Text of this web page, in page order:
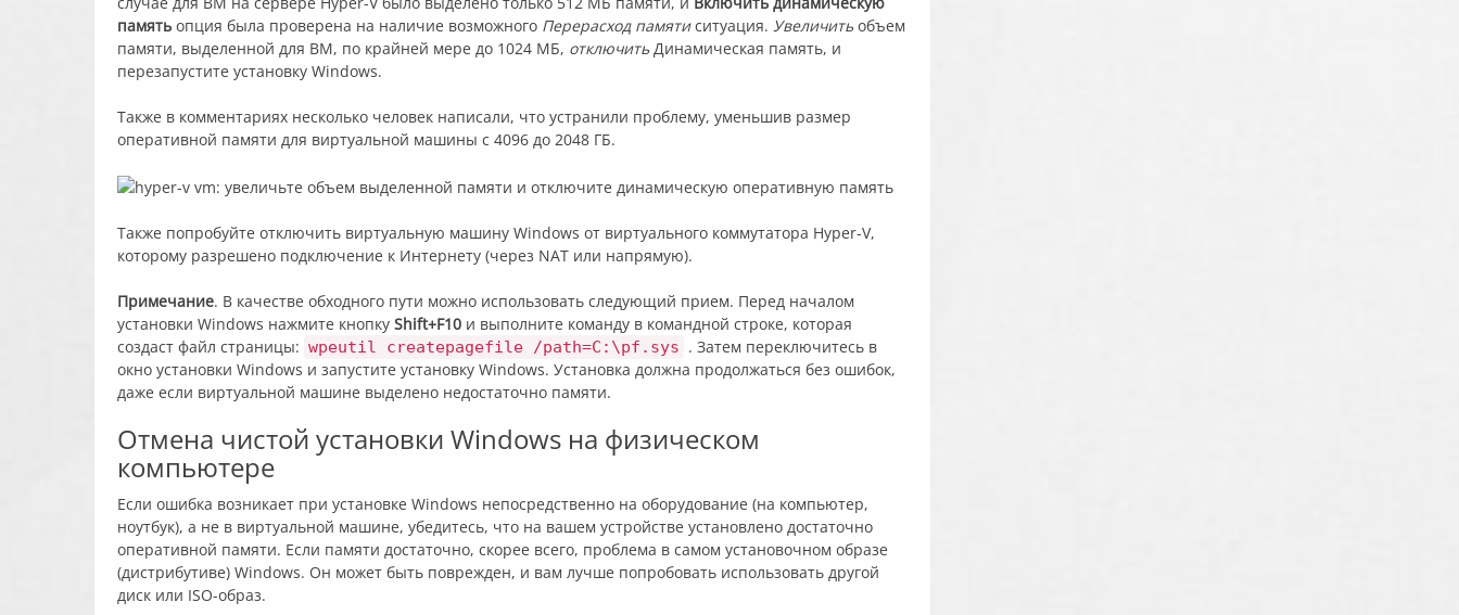
память опция была проверена на наличие возможного Перерасход памятиситуация. Увеличить объем
памяти, выделенной для ВМ, по крайней мере до 1024 МБ, отключить Динамическая память, и
перезапустите установку Windows.
Также в комментариях несколько человек написали, что устранили проблему, уменьшив размер
оперативной памяти для виртуальной машины с 4096 до 2048 ГБ.
Также попробуйте отключить виртуальную машину Windows от виртуального коммутатора Hyper-V,
которому разрешено подключение к Интернету (через NAT или напрямую).
Примечание. В качестве обходного пути можно использовать следующий прием. Перед началом
установки Windows нажмите кнопку Shift+F10 и выполните команду в командной строке, которая
создаст файл страницы: wpeutil createpagefile /path=C:\pf.sys . Затем переключитесь в
окно установки Windows и запустите установку Windows. Установка должна продолжаться без ошибок,
даже если виртуальной машине выделено недостаточно памяти.
Отмена чистой установки Windows на физическом
компьютере
Если ошибка возникает при установке Windows непосредственно на оборудование (на компьютер,
ноутбук), а не в виртуальной машине, убедитесь, что на вашем устройстве установлено достаточно
оперативной памяти. Если памяти достаточно, скорее всего, проблема в самом установочном образе
(дистрибутиве) Windows. Он может быть поврежден, и вам лучше попробовать использовать другой
диск или ISO-образ.